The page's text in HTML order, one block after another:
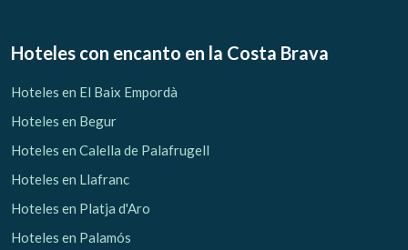
Hoteles con encanto en la Costa Brava
Hoteles en El Baix Empordà
Hoteles en Begur
Hoteles en Calella de Palafrugell
Hoteles en Llafranc
Hoteles en Platja d'Aro
Hoteles en Palamós